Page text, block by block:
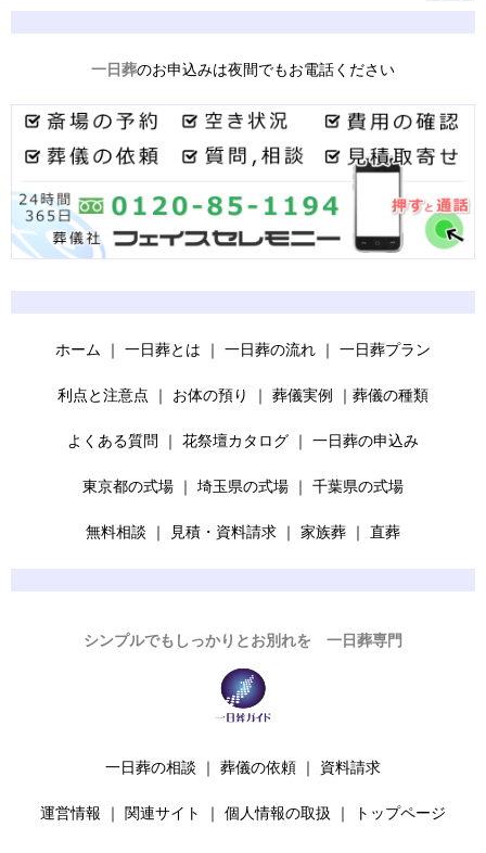
一日葬のお申込みは夜間でもお電話ください
ホーム ｜ 一日葬とは ｜ 一日葬の流れ ｜ 一日葬プラン
利点と注意点 ｜ お体の預り ｜ 葬儀実例 ｜ 葬儀の種類
よくある質問 ｜ 花祭壇カタログ ｜ 一日葬の申込み
東京都の式場 ｜ 埼玉県の式場 ｜ 千葉県の式場
無料相談 ｜ 見積・資料請求 ｜ 家族葬 ｜ 直葬
シンプルでもしっかりとお別れを 一日葬専門
一日葬の相談 ｜ 葬儀の依頼 ｜ 資料請求
運営情報 ｜ 関連サイト ｜ 個人情報の取扱 ｜ トップページ